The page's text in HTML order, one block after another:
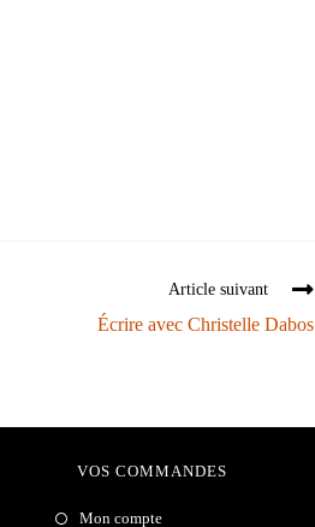
Article suivant
Écrire avec Christelle Dabos
VOS COMMANDES
Mon compte